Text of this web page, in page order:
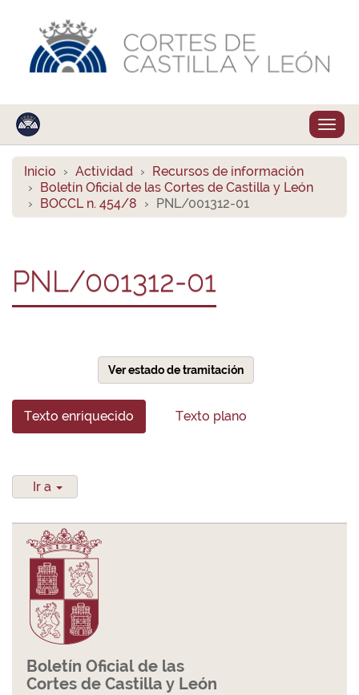
Inicio Actividad
Recursos de información
Boletín Oficial de las Cortes de Castilla y León
BOCCL n. 454/8
PNL/001312-01
PNL/001312-01
Ver estado de tramitación
Texto enriquecido Texto plano
Ir a
Boletín Oficial de las
Cortes de Castilla y León